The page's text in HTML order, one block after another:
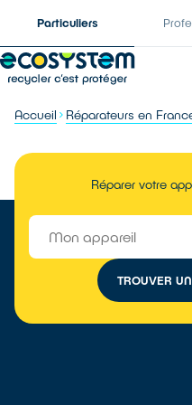
Particuliers
Accueil Réparateurs en
Réparer votre
TROUVER